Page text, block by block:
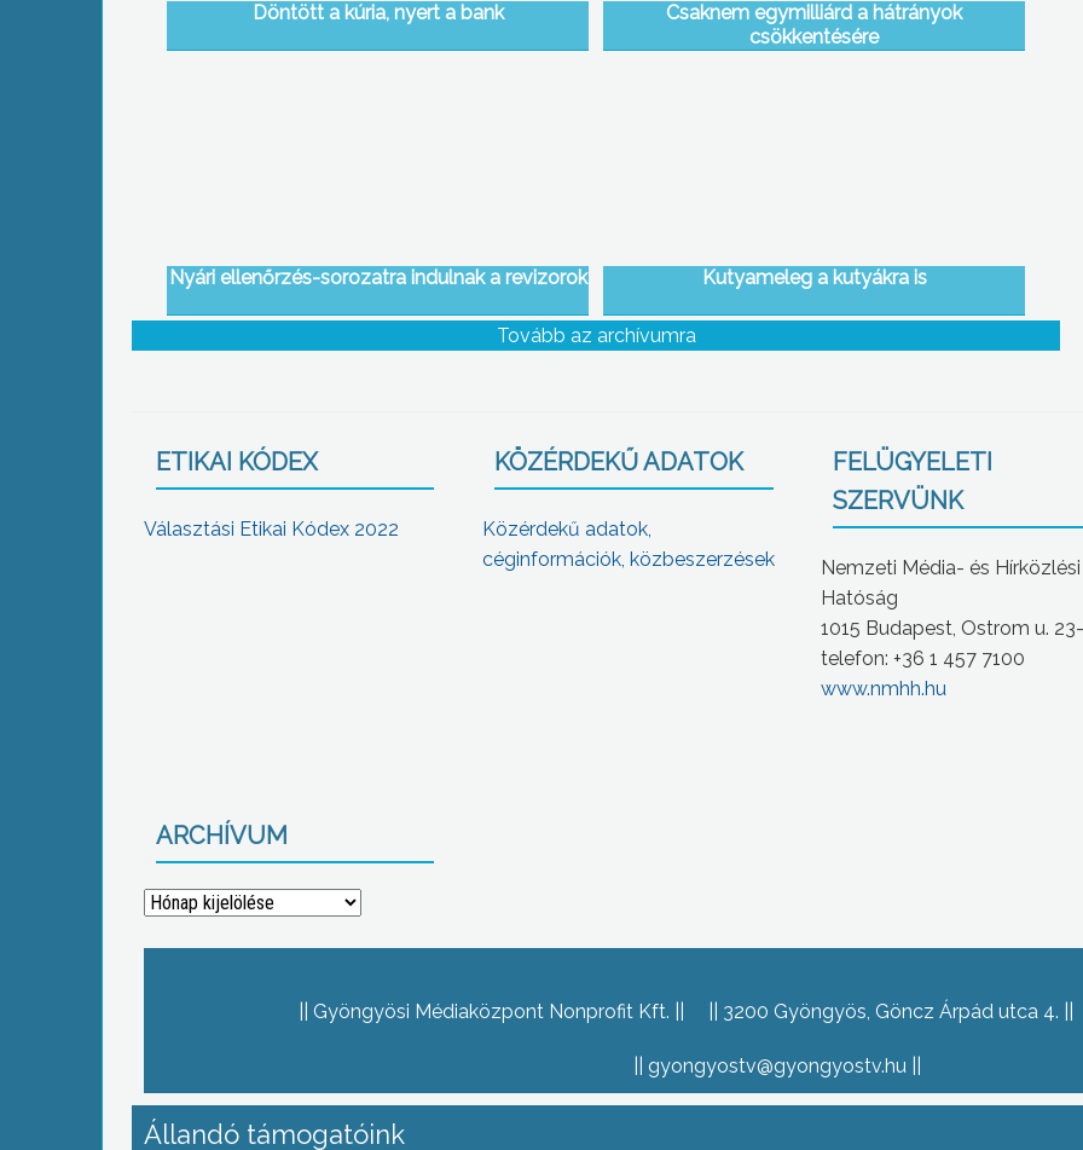
Döntött a kúria, nyert a bank
Csaknem egymilliárd a hátrányok
csökkentésére
Nyári ellenőrzés-sorozatra indulnak a revizorok Kutyameleg a kutyákra is
Tovább az archívumra
ETIKAI KÓDEX
Választási Etikai Kódex 2022
KÖZÉRDEKŰ ADATOK
Közérdekű adatok,
céginformációk, közbeszerzések
FELÜGYELETI
SZERVÜNK
Nemzeti Média- és Hírközlési
Hatóság
1015 Budapest, Ostrom u.
telefon: +36 1 457 7100
www.nmhh.hu
ARCHÍVUM
Archívum
Gyöngyösi Médiaközpont Nonprofit Kft. 3200 Gyöngyös, Göncz Árpád utca 4.
gyongyostv@gyongyostv.hu
Állandó támogatóink